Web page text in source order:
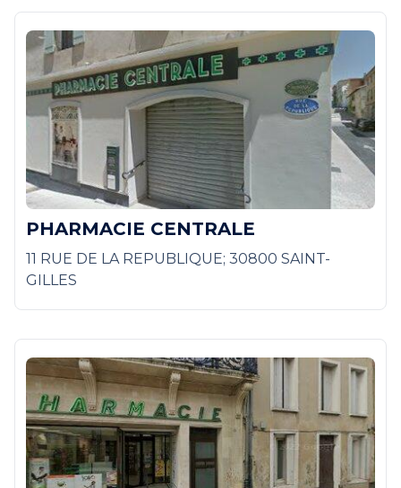
PHARMACIE CENTRALE
11 RUE DE LA REPUBLIQUE; 30800 SAINT-
GILLES